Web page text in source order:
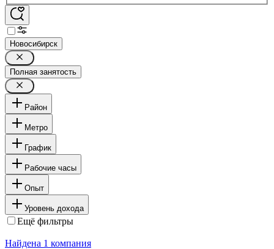
Новосибирск
Полная занятость
Район
Метро
График
Рабочие часы
Опыт
Уровень дохода
Ещё фильтры
Найдена 1 компания